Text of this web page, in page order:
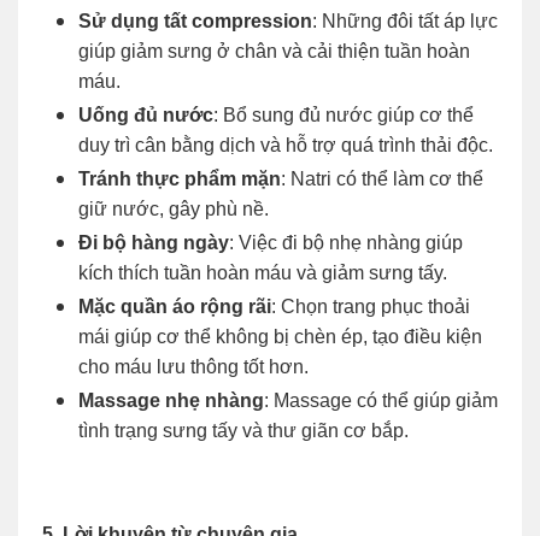
Sử dụng tất compression: Những đôi tất áp lực
giúp giảm sưng ở chân và cải thiện tuần hoàn
máu.
Uống đủ nước: Bổ sung đủ nước giúp cơ thể
duy trì cân bằng dịch và hỗ trợ quá trình thải độc.
Tránh thực phẩm mặn: Natri có thể làm cơ thể
giữ nước, gây phù nề.
Đi bộ hàng ngày: Việc đi bộ nhẹ nhàng giúp
kích thích tuần hoàn máu và giảm sưng tấy.
Mặc quần áo rộng rãi: Chọn trang phục thoải
mái giúp cơ thể không bị chèn ép, tạo điều kiện
cho máu lưu thông tốt hơn.
Massage nhẹ nhàng: Massage có thể giúp giảm
tình trạng sưng tấy và thư giãn cơ bắp.